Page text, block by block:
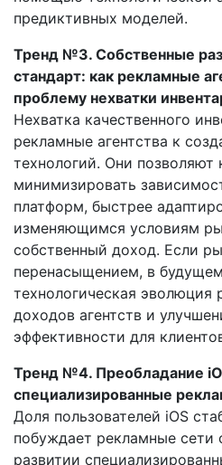
предиктивных моделей.
Тренд №3. Собственные
стандарт: как рекламные
проблему нехватки
Нехватка качественного
рекламные агентства к
технологий. Они позволяют
минимизировать
платформ, быстрее
изменяющимся условиям
собственный доход. Если
перенасыщением, в
технологическая эволюция
доходов агентств и
эффективности для
Тренд №4. Преобладание
специализированные
Доля пользователей iOS
побуждает рекламные сети
развитии